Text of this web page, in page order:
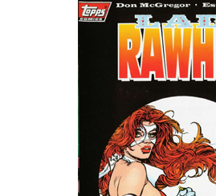
Kitana CBBE SSE BodySlide (with
New Light Skyrim SE
SB Corset Armor CBBE SSE
Wedding Wear CBBE SSE BodySlide
Работы Тестера 55